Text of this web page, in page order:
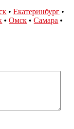
•Екатеринбург •
•Омск •Самара •